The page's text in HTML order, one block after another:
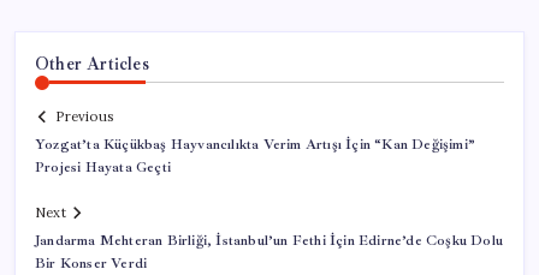
Other Articles
Previous
Yozgat’ta Küçükbaş Hayvancılıkta Verim Artışı İçin “Kan Değişimi”
Projesi Hayata Geçti
Next
Jandarma Mehteran Birliği, İstanbul’un Fethi İçin Edirne’de Coşku Dolu
Bir Konser Verdi